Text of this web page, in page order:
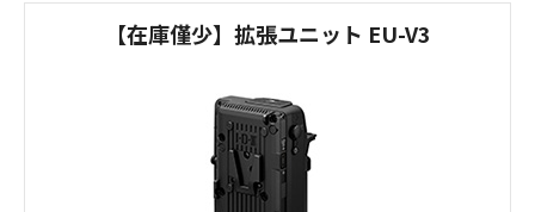
【在庫僅少】拡張ユニット EU-V3